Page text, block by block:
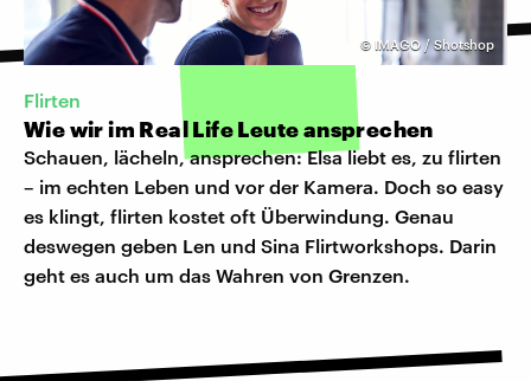
© IMAGO / Shotshop
Flirten
Wie wir im Real Life Leute ansprechen
Schauen, lächeln, ansprechen: Elsa liebt es, zu flirten
– im echten Leben und vor der Kamera. Doch so easy
es klingt, flirten kostet oft Überwindung. Genau
deswegen geben Len und Sina Flirtworkshops. Darin
geht es auch um das Wahren von Grenzen.